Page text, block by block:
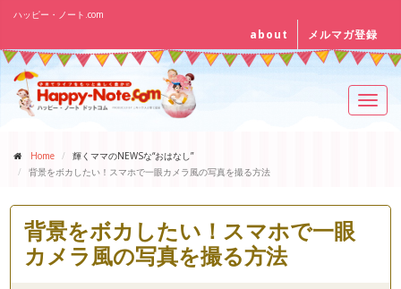
ハッピー・ノート.com
about メルマガ登録
Home
輝くママのNEWSな“おはなし”
背景をボカしたい！スマホで一眼カメラ風の写真を撮る方法
背景をボカしたい！スマホで一眼
カメラ風の写真を撮る方法